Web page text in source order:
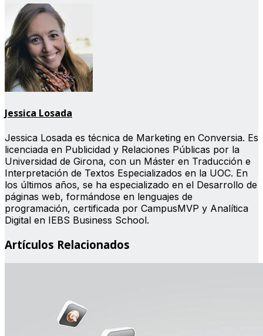
Jessica Losada
Jessica Losada es técnica de Marketing en Conversia. Es
licenciada en Publicidad y Relaciones Públicas por la
Universidad de Girona, con un Máster en Traducción e
Interpretación de Textos Especializados en la UOC. En
los últimos años, se ha especializado en el Desarrollo de
páginas web, formándose en lenguajes de
programación, certificada por CampusMVP y Analítica
Digital en IEBS Business School.
Artículos Relacionados